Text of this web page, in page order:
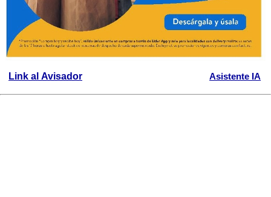
Link al Avisador Asistente IA